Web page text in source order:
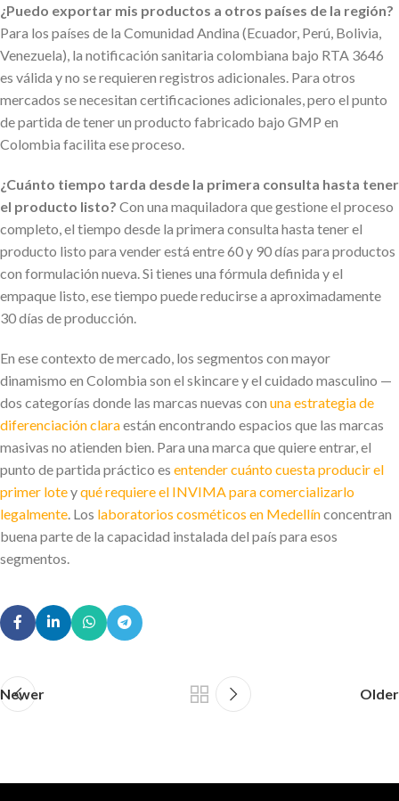
¿Puedo exportar mis productos a otros países de la región?
Para los países de la Comunidad Andina (Ecuador, Perú, Bolivia,
Venezuela), la notificación sanitaria colombiana bajo RTA 3646
es válida y no se requieren registros adicionales. Para otros
mercados se necesitan certificaciones adicionales, pero el punto
de partida de tener un producto fabricado bajo GMP en
Colombia facilita ese proceso.
¿Cuánto tiempo tarda desde la primera consulta hasta tener
el producto listo? Con una maquiladora que gestione el proceso
completo, el tiempo desde la primera consulta hasta tener el
producto listo para vender está entre 60 y 90 días para productos
con formulación nueva. Si tienes una fórmula definida y el
empaque listo, ese tiempo puede reducirse a aproximadamente
30 días de producción.
En ese contexto de mercado, los segmentos con mayor
dinamismo en Colombia son el skincare y el cuidado masculino —
dos categorías donde las marcas nuevas con una estrategia de
diferenciación claraestán encontrando espacios que las marcas
masivas no atienden bien. Para una marca que quiere entrar, el
punto de partida práctico es entender cuánto cuesta producir el
primer loteyqué requiere el INVIMA para comercializarlo
legalmente . Los laboratorios cosméticos en Medellínconcentran
buena parte de la capacidad instalada del país para esos
segmentos.
Newer Older